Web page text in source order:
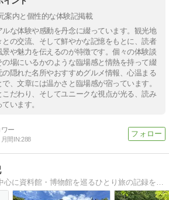
案内と個性的な体験記掲載
な体験や感動を丹念に綴っています。観光地
の交流、そして鮮やかな記憶をもとに、読者
や魅力を伝えるのが特徴です。個々の体験談
場にいるかのような臨場感と情熱を持って綴
隠れた名所やおすすめグルメ情報、心温まる
、文章には温かさと臨場感が宿っています。
だわり、そしてユニークな視点が光る、読み
います。
月間IN:288
特に東北の温泉を中心に資料館・博物館を巡るひとり旅の記録を気ままに記します